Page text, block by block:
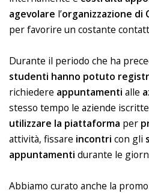
agevolare l’organizzazione di
per favorire un costante
Durante il periodo che ha
studenti hanno potuto
richiedere appuntamenti alle
stesso tempo le aziende
utilizzare la piattaforma per
attività, fissare incontri con gli
appuntamenti durante le
Abbiamo curato anche la